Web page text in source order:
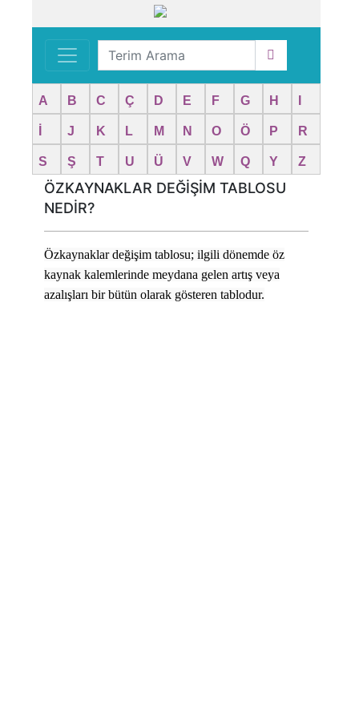
A B C Ç D E F G H
J K L M N O Ö P R
S Ş T U Ü V W Q Y Z
ÖZKAYNAKLAR DEĞİŞİM TABLOSU
NEDİR?
Özkaynaklar değişim tablosu; ilgili dönemde öz
kaynak kalemlerinde meydana gelen artış veya
azalışları bir bütün olarak gösteren tablodur.